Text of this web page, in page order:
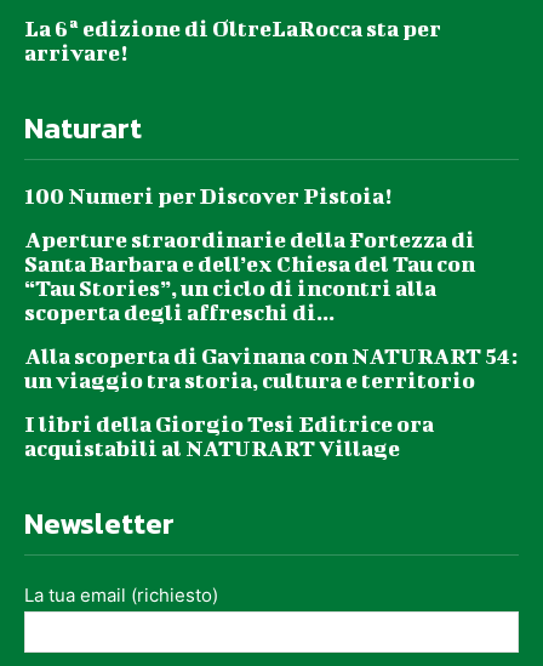
La 6ª edizione di OltreLaRocca sta per
arrivare!
Naturart
100 Numeri per Discover Pistoia!
Aperture straordinarie della Fortezza di
Santa Barbara e dell’ex Chiesa del Tau con
“Tau Stories”, un ciclo di incontri alla
scoperta degli affreschi di...
Alla scoperta di Gavinana con NATURART 54:
un viaggio tra storia, cultura e territorio
I libri della Giorgio Tesi Editrice ora
acquistabili al NATURART Village
Newsletter
La tua email (richiesto)